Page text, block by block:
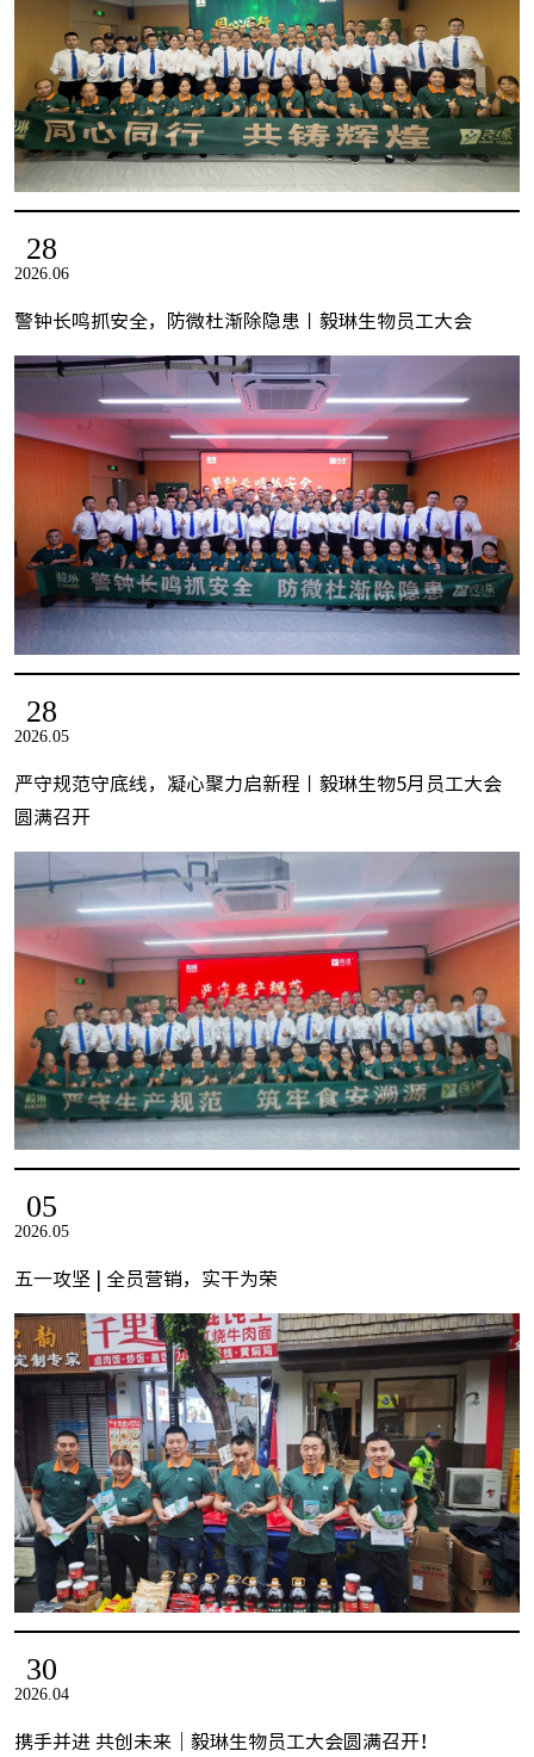
28
2026.06
警钟长鸣抓安全，防微杜渐除隐患丨毅琳生物员工大会
28
2026.05
严守规范守底线，凝心聚力启新程丨毅琳生物5月员工大会
圆满召开
05
2026.05
五一攻坚 | 全员营销，实干为荣
30
2026.04
携手并进 共创未来｜毅琳生物员工大会圆满召开！